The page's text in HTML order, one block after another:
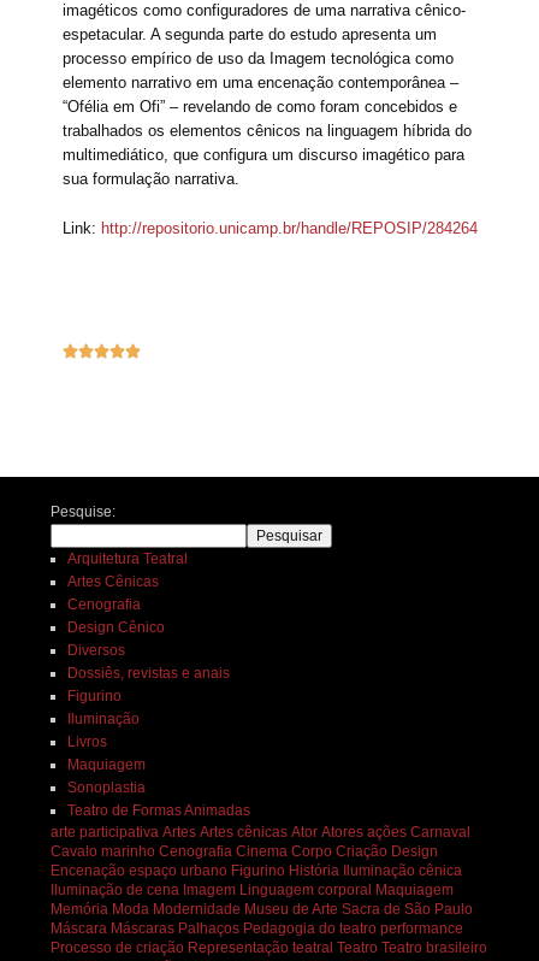
imagéticos como configuradores de uma narrativa cênico-
espetacular. A segunda parte do estudo apresenta um
processo empírico de uso da Imagem tecnológica como
elemento narrativo em uma encenação contemporânea –
“Ofélia em Ofi” – revelando de como foram concebidos e
trabalhados os elementos cênicos na linguagem híbrida do
multimediático, que configura um discurso imagético para
sua formulação narrativa.
Link: http://repositorio.unicamp.br/handle/REPOSIP/284264

Pesquise:
Pesquisar
Arquitetura Teatral
Artes Cênicas
Cenografia
Design Cênico
Diversos
Dossiês, revistas e anais
Figurino
Iluminação
Livros
Maquiagem
Sonoplastia
Teatro de Formas Animadas
arte participativa Artes Artes cênicas Ator Atores ações Carnaval
Cavalo marinho Cenografia Cinema Corpo Criação Design
Encenação espaço urbano Figurino História Iluminação cênica
Iluminação de cena Imagem Linguagem corporal Maquiagem
Memória Moda Modernidade Museu de Arte Sacra de São Paulo
Máscara Máscaras Palhaços Pedagogia do teatro performance
Processo de criação Representação teatral Teatro Teatro brasileiro